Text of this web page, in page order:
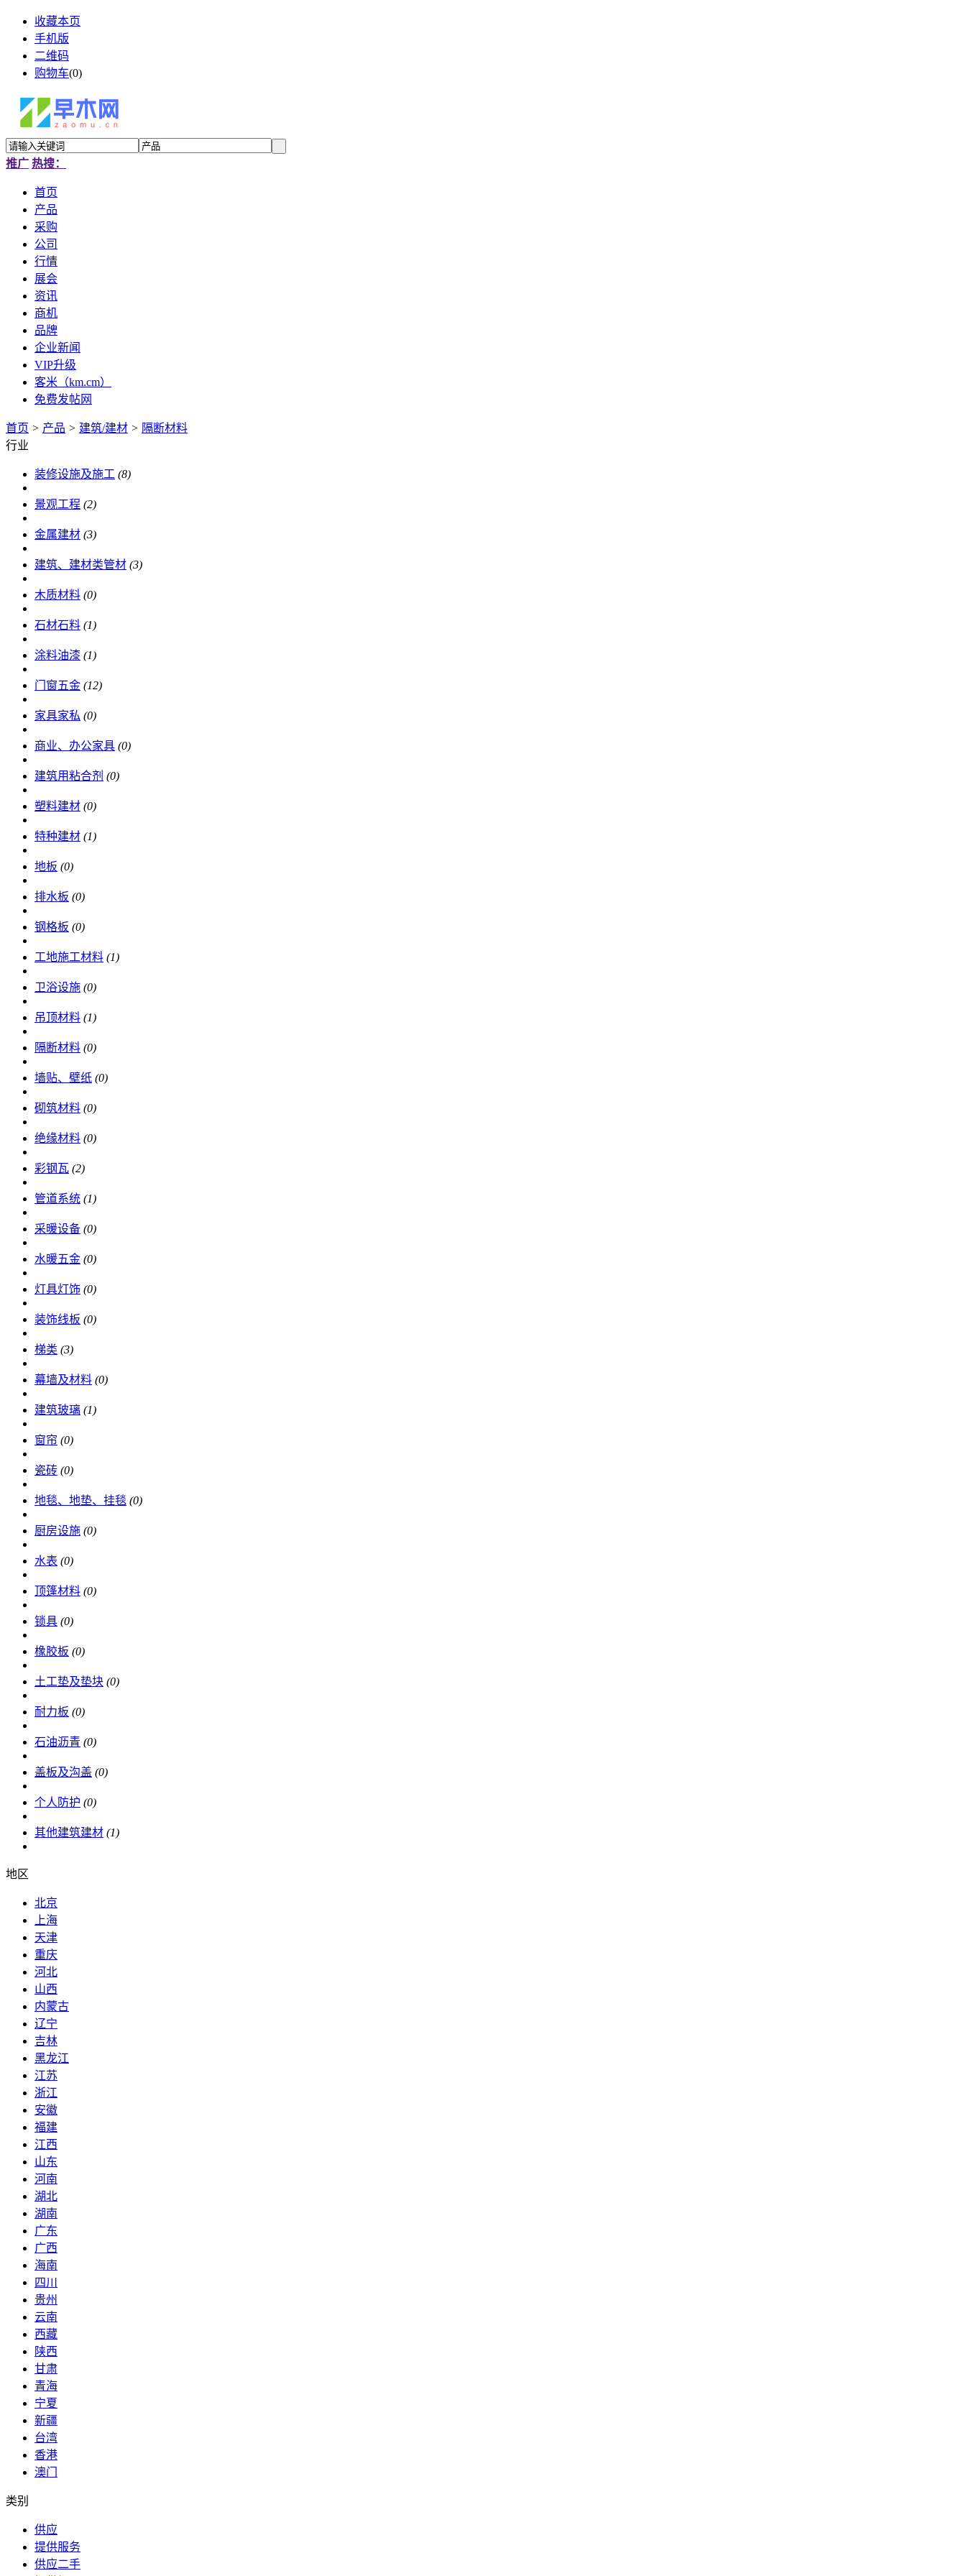
收藏本页
手机版
二维码
购物车(0)
推广 热搜：
首页
产品
采购
公司
行情
展会
资讯
商机
品牌
企业新闻
VIP升级
客米（km.cm）
免费发帖网
首页 > 产品 > 建筑/建材 > 隔断材料
行业
装修设施及施工 (8)
景观工程 (2)
金属建材 (3)
建筑、建材类管材 (3)
木质材料 (0)
石材石料 (1)
涂料油漆 (1)
门窗五金 (12)
家具家私 (0)
商业、办公家具 (0)
建筑用粘合剂 (0)
塑料建材 (0)
特种建材 (1)
地板 (0)
排水板 (0)
钢格板 (0)
工地施工材料 (1)
卫浴设施 (0)
吊顶材料 (1)
隔断材料 (0)
墙贴、壁纸 (0)
砌筑材料 (0)
绝缘材料 (0)
彩钢瓦 (2)
管道系统 (1)
采暖设备 (0)
水暖五金 (0)
灯具灯饰 (0)
装饰线板 (0)
梯类 (3)
幕墙及材料 (0)
建筑玻璃 (1)
窗帘 (0)
瓷砖 (0)
地毯、地垫、挂毯 (0)
厨房设施 (0)
水表 (0)
顶篷材料 (0)
锁具 (0)
橡胶板 (0)
土工垫及垫块 (0)
耐力板 (0)
石油沥青 (0)
盖板及沟盖 (0)
个人防护 (0)
其他建筑建材 (1)
地区
北京
上海
天津
重庆
河北
山西
内蒙古
辽宁
吉林
黑龙江
江苏
浙江
安徽
福建
江西
山东
河南
湖北
湖南
广东
广西
海南
四川
贵州
云南
西藏
陕西
甘肃
青海
宁夏
新疆
台湾
香港
澳门
类别
供应
提供服务
供应二手